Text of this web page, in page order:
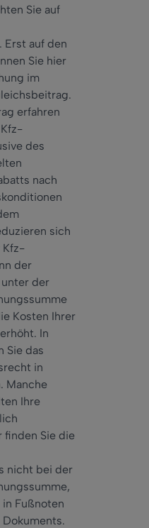
Sie auf
. Erst auf den
Sie hier
im
erfahren
des
nach
sich
Kfz-
der
der
Kosten Ihrer
In
Sie das
in
Manche
Ihre
finden Sie die
nicht bei der
Fußnoten